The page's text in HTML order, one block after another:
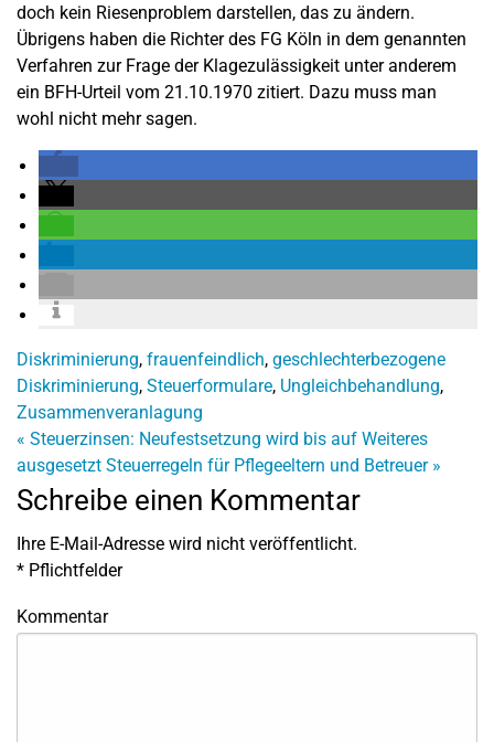
doch kein Riesenproblem darstellen, das zu ändern.
Übrigens haben die Richter des FG Köln in dem genannten
Verfahren zur Frage der Klagezulässigkeit unter anderem
ein BFH-Urteil vom 21.10.1970 zitiert. Dazu muss man
wohl nicht mehr sagen.
Diskriminierung, frauenfeindlich, geschlechterbezogene
Diskriminierung, Steuerformulare, Ungleichbehandlung,
Zusammenveranlagung
« Steuerzinsen: Neufestsetzung wird bis auf Weiteres
ausgesetzt Steuerregeln für Pflegeeltern und Betreuer »
Schreibe einen Kommentar
Ihre E-Mail-Adresse wird nicht veröffentlicht.
* Pflichtfelder
Kommentar